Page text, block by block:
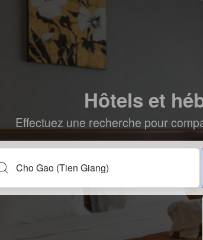
Hôtels et
Effectuez une recherche pour